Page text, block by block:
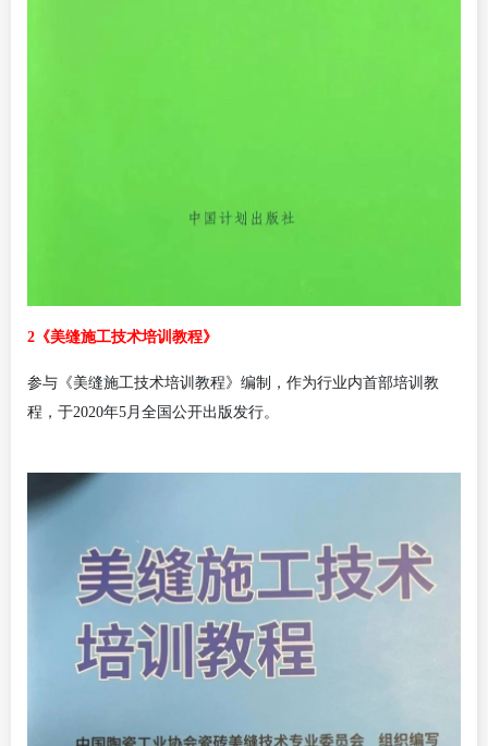
2《美缝施工技术培训教程》
参与《美缝施工技术培训教程》编制，作为行业内首部培训教
程，于2020年5月全国公开出版发行。